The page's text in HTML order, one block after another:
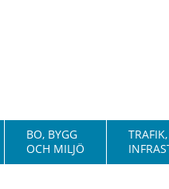
BO, BYGG
OCH MILJÖ